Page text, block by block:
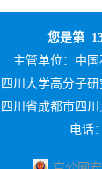
您是第
主管单位： 中国
四川大学高分子
川省成都市四
电话